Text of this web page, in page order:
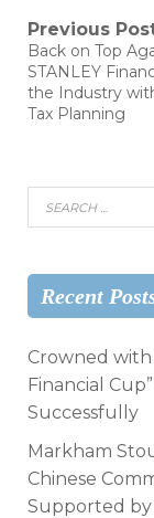
Previous
Back on Top
STANLEY
the Industry
Tax Planning
Recent
Crowned with
Financial
Successfully
Markham
Chinese
Supported by